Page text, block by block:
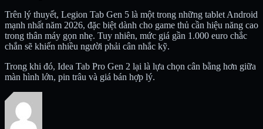
Trên lý thuyết, Legion Tab Gen 5 là một trong những tablet Android
mạnh nhất năm 2026, đặc biệt dành cho game thủ cần hiệu năng cao
trong thân máy gọn nhẹ. Tuy nhiên, mức giá gần 1.000 euro chắc
chắn sẽ khiến nhiều người phải cân nhắc kỹ.
Trong khi đó, Idea Tab Pro Gen 2 lại là lựa chọn cân bằng hơn giữa
màn hình lớn, pin trâu và giá bán hợp lý.